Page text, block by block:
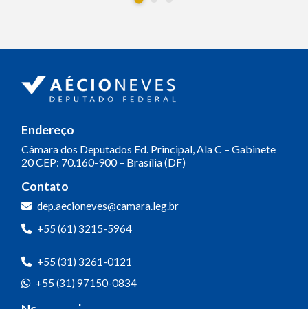
Endereço
Câmara dos Deputados Ed. Principal, Ala C – Gabinete
20CEP: 70.160-900 – Brasília (DF)
Contato
dep.aecioneves@camara.leg.br
+55 (61) 3215-5964
+55 (31) 3261-0121
+55 (31) 97150-0834